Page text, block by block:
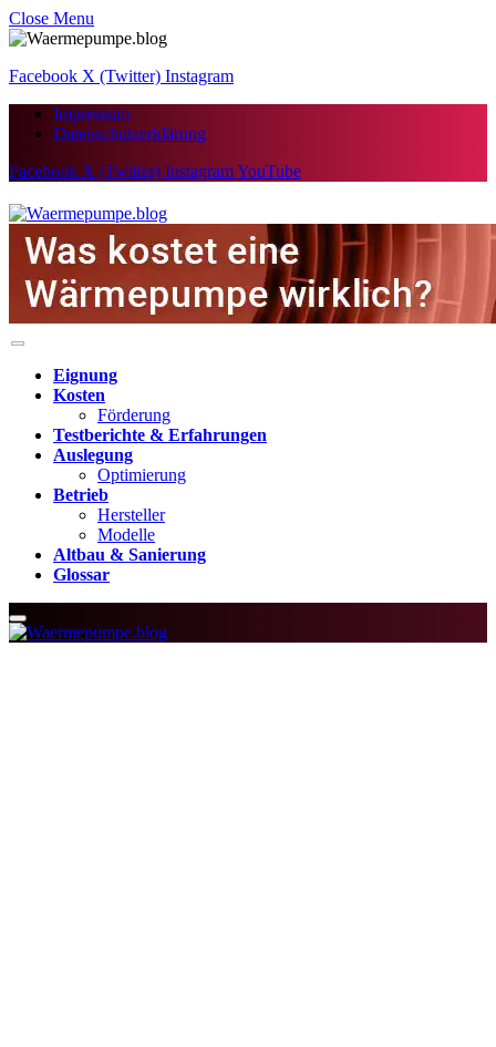
Close Menu
Facebook X (Twitter) Instagram
Impressum
Datenschutzerklärung
Facebook X (Twitter) InstagramYouTube
Eignung
Kosten
Förderung
Testberichte & Erfahrungen
Auslegung
Optimierung
Betrieb
Hersteller
Modelle
Altbau & Sanierung
Glossar